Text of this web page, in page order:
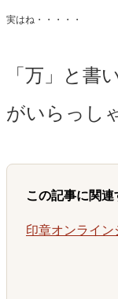
実はね・・・・・
「万」と書
がいらっし
この記事に関
印章オンライン